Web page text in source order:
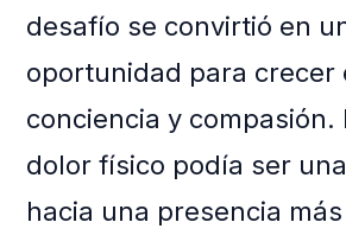
desafío se convirtió en
oportunidad para crecer
conciencia y compasión.
dolor físico podía ser
hacia una presencia